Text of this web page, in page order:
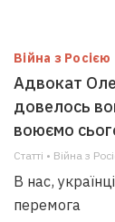
Війна з Росією
Адвокат
довелось
воюємо
Статті • Війна з
В нас,
перемога